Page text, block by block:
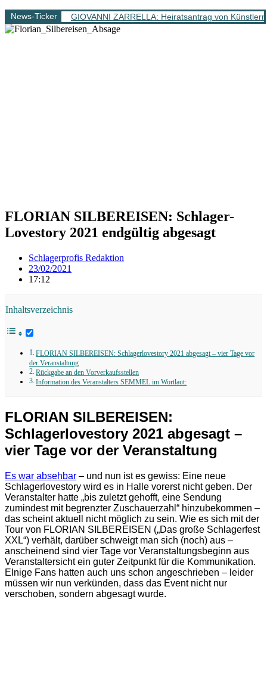
News-Ticker GIOVANNI ZARRELLA: Heiratsantrag von
FLORIAN SILBEREISEN: Schlager-
Lovestory 2021 endgültig abgesagt
Schlagerprofis Redaktion
23/02/2021
17:12
Inhaltsverzeichnis
FLORIAN SILBEREISEN: Schlagerlovestory 2021 abgesagt – vier Tage vor
der Veranstaltung
Rückgabe an den Vorverkaufsstellen
Information des Veranstalters SEMMEL im Wortlaut:
FLORIAN SILBEREISEN:
Schlagerlovestory 2021 abgesagt –
vier Tage vor der Veranstaltung
Es war absehbar – und nun ist es gewiss: Eine neue
Schlagerlovestory wird es in Halle vorerst nicht geben. Der
Veranstalter hatte „bis zuletzt gehofft, eine Sendung
zumindest mit begrenzter Zuschauerzahl“ hinzubekommen –
das scheint aktuell nicht möglich zu sein. Wie es sich mit der
Tour von FLORIAN SILBEREISEN („Das große Schlagerfest
XXL“) verhält, darüber schweigt man sich (noch) aus –
anscheinend sind vier Tage vor Veranstaltungsbeginn aus
Veranstaltersicht ein guter Zeitpunkt für die Kommunikation.
EInige Fans hatten auch uns schon angeschrieben – leider
müssen wir nun verkünden, dass das Event nicht nur
verschoben, sondern abgesagt wurde.